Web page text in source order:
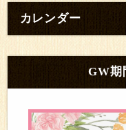
カレンダー
GW期